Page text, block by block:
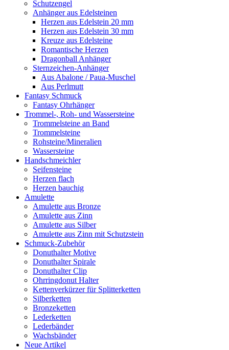
Schutzengel
Anhänger aus Edelsteinen
Herzen aus Edelstein 20 mm
Herzen aus Edelstein 30 mm
Kreuze aus Edelsteine
Romantische Herzen
Dragonball Anhänger
Sternzeichen-Anhänger
Aus Abalone / Paua-Muschel
Aus Perlmutt
Fantasy Schmuck
Fantasy Ohrhänger
Trommel-, Roh- und Wassersteine
Trommelsteine an Band
Trommelsteine
Rohsteine/Mineralien
Wassersteine
Handschmeichler
Seifensteine
Herzen flach
Herzen bauchig
Amulette
Amulette aus Bronze
Amulette aus Zinn
Amulette aus Silber
Amulette aus Zinn mit Schutzstein
Schmuck-Zubehör
Donuthalter Motive
Donuthalter Spirale
Donuthalter Clip
Ohrringdonut Halter
Kettenverkürzer für Splitterketten
Silberketten
Bronzeketten
Lederketten
Lederbänder
Wachsbänder
Neue Artikel